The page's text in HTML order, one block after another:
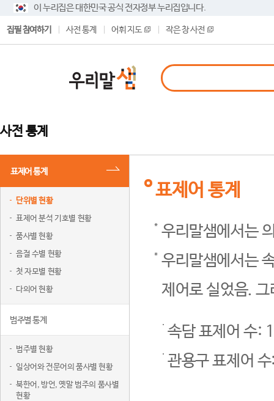
이 누리집은 대한민국 공식 전자정부 누리집입니다.
집필 참여하기 사전 통계 어휘 지도 작은 창 사전
사전 통계
표제어 통계
단위별 현황
표제어 분석 기호별 현황
품사별 현황
음절 수별 현황
첫 자모별 현황
다의어 현황
범주별 통계
범주별 현황
일상어와 전문어의 품사별 현황
북한어, 방언, 옛말 범주의 품사별
현황
표제어 통계
우리말샘에서는
우리말샘에서는
제어로 실었음.
속담 표제어 수:
관용구 표제어